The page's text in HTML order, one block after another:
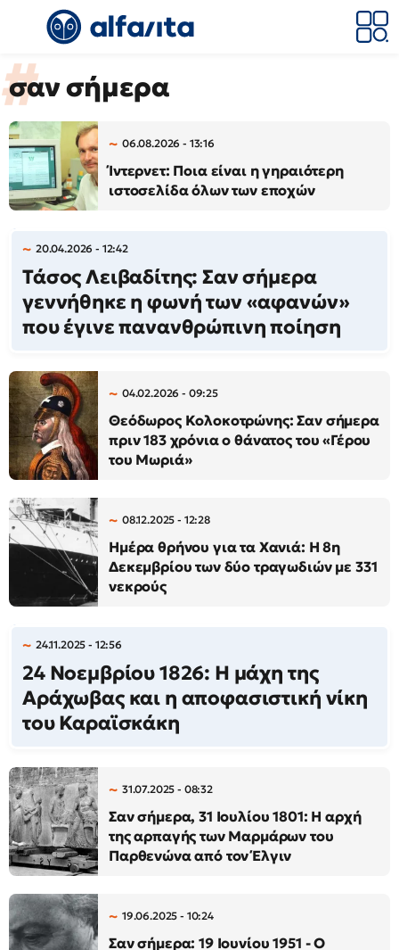
σαν σήμερα
06.08.2026 - 13:16
Ίντερνετ: Ποια είναι η γηραιότερη
ιστοσελίδα όλων των εποχών
20.04.2026 - 12:42
Τάσος Λειβαδίτης: Σαν σήμερα
γεννήθηκε η φωνή των «αφανών»
που έγινε πανανθρώπινη ποίηση
04.02.2026 - 09:25
Θεόδωρος Κολοκοτρώνης: Σαν σήμερα
πριν 183 χρόνια ο θάνατος του «Γέρου
του Μωριά»
08.12.2025 - 12:28
Ημέρα θρήνου για τα Χανιά: Η 8η
Δεκεμβρίου των δύο τραγωδιών με 331
νεκρούς
24.11.2025 - 12:56
24 Νοεμβρίου 1826: Η μάχη της
Αράχωβας και η αποφασιστική νίκη
του Καραϊσκάκη
31.07.2025 - 08:32
Σαν σήμερα, 31 Ιουλίου 1801: Η αρχή
της αρπαγής των Μαρμάρων του
Παρθενώνα από τον Έλγιν
19.06.2025 - 10:24
Σαν σήμερα: 19 Ιουνίου 1951 - Ο